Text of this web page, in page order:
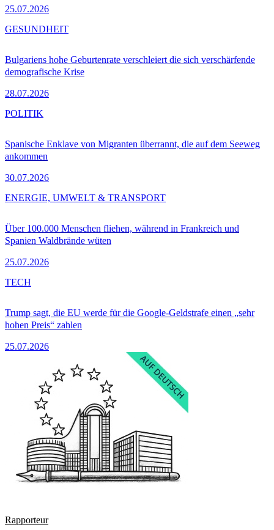
25.07.2026
Bulgariens hohe Geburtenrate verschleiert die sich verschärfende
demografische Krise
28.07.2026
GESUNDHEIT
Spanische Enklave von Migranten überrannt, die auf dem Seeweg
ankommen
30.07.2026
POLITIK
Über 100.000 Menschen fliehen, während in Frankreich und
Spanien Waldbrände wüten
25.07.2026
ENERGIE, UMWELT & TRANSPORT
Trump sagt, die EU werde für die Google-Geldstrafe einen „sehr
hohen Preis“ zahlen
25.07.2026
TECH
Rapporteur